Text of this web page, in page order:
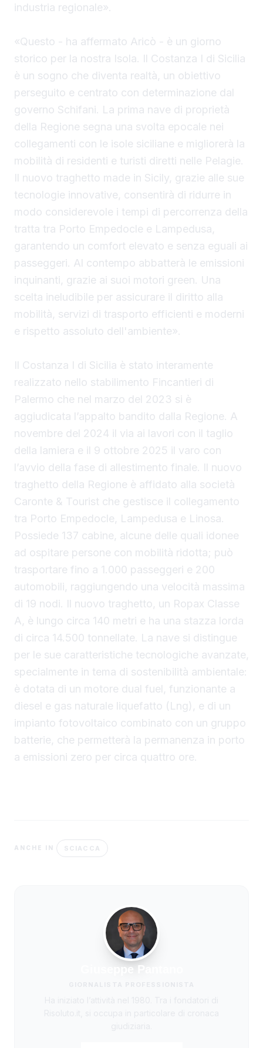
industria regionale».
«Questo - ha affermato Aricò - è un giorno
storico per la nostra Isola. Il Costanza I di Sicilia
è un sogno che diventa realtà, un obiettivo
perseguito e centrato con determinazione dal
governo Schifani. La prima nave di proprietà
della Regione segna una svolta epocale nei
collegamenti con le isole siciliane e migliorerà la
mobilità di residenti e turisti diretti nelle Pelagie.
Il nuovo traghetto made in Sicily, grazie alle sue
tecnologie innovative, consentirà di ridurre in
modo considerevole i tempi di percorrenza della
tratta tra Porto Empedocle e Lampedusa,
garantendo un comfort elevato e senza eguali ai
passeggeri. Al contempo abbatterà le emissioni
inquinanti, grazie ai suoi motori green. Una
scelta ineludibile per assicurare il diritto alla
mobilità, servizi di trasporto efficienti e moderni
e rispetto assoluto dell'ambiente».
Il Costanza I di Sicilia è stato interamente
realizzato nello stabilimento Fincantieri di
Palermo che nel marzo del 2023 si è
aggiudicata l’appalto bandito dalla Regione. A
novembre del 2024 il via ai lavori con il taglio
della lamiera e il 9 ottobre 2025 il varo con
l’avvio della fase di allestimento finale. Il nuovo
traghetto della Regione è affidato alla società
Caronte & Tourist che gestisce il collegamento
tra Porto Empedocle, Lampedusa e Linosa.
Possiede 137 cabine, alcune delle quali idonee
ad ospitare persone con mobilità ridotta; può
trasportare fino a 1.000 passeggeri e 200
automobili, raggiungendo una velocità massima
di 19 nodi. Il nuovo traghetto, un Ropax Classe
A, è lungo circa 140 metri e ha una stazza lorda
di circa 14.500 tonnellate. La nave si distingue
per le sue caratteristiche tecnologiche avanzate,
specialmente in tema di sostenibilità ambientale:
è dotata di un motore dual fuel, funzionante a
diesel e gas naturale liquefatto (Lng), e di un
impianto fotovoltaico combinato con un gruppo
batterie, che permetterà la permanenza in porto
a emissioni zero per circa quattro ore.
ANCHE IN SCIACCA
Giuseppe Pantano